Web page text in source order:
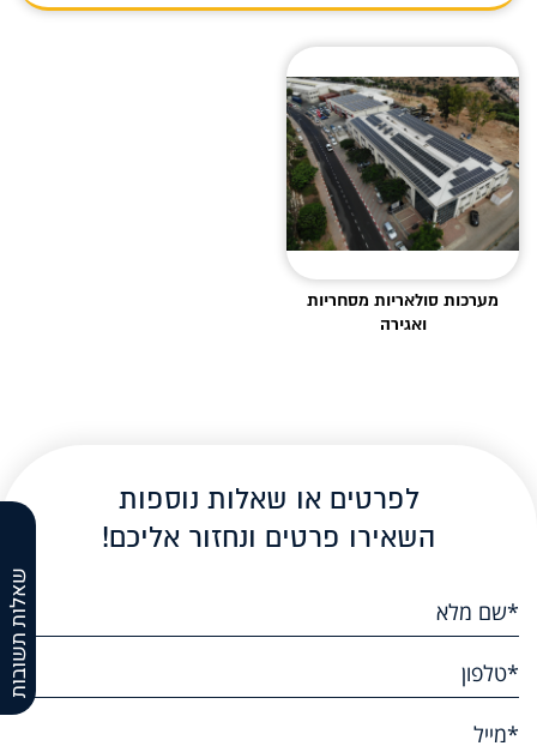
שאלות תשובות
מערכות סולאריות מסחריות
ואגירה
לפרטים או שאלות נוספות
השאירו פרטים ונחזור אליכם!